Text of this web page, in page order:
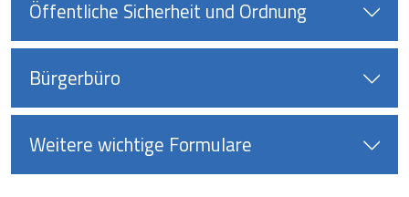
Öffentliche Sicherheit und Ordnung
Bürgerbüro
Weitere wichtige Formulare